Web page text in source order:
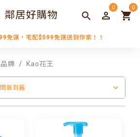
免運，宅配$599免運送到你家！！
0 0
牌 Kao花王
新到舊